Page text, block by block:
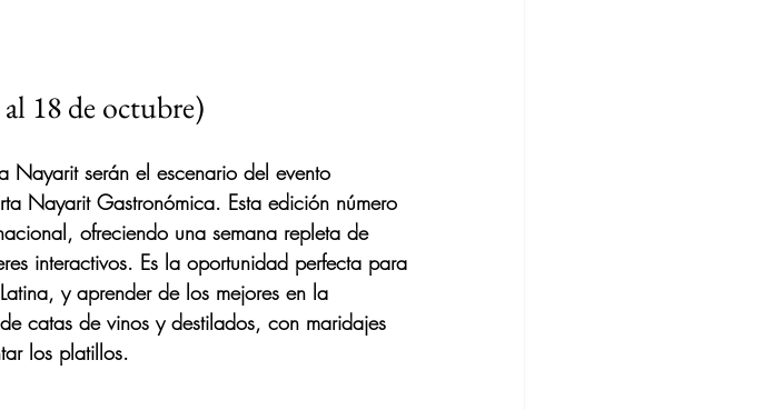
18 de octubre)
Nayarit serán el escenario del evento
Nayarit Gastronómica. Esta edición número
ofreciendo una semana repleta de
interactivos. Es la oportunidad perfecta para
y aprender de los mejores en la
catas de vinos y destilados, con maridajes
los platillos.